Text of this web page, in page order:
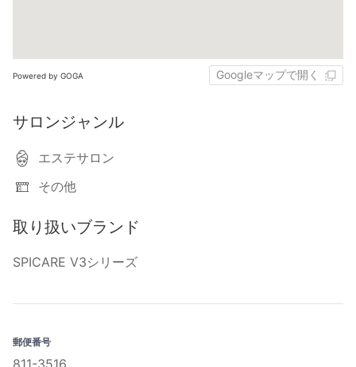
Powered by GOGA Googleマップで開く
サロンジャンル
エステサロン
その他
取り扱いブランド
SPICARE V3シリーズ
郵便番号